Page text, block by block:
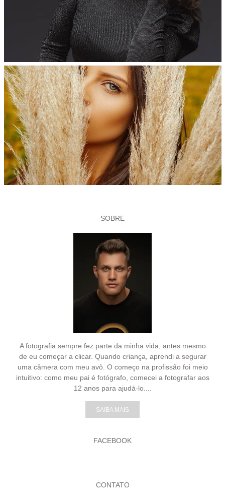
SOBRE
A fotografia sempre fez parte da minha vida, antes mesmo
de eu começar a clicar. Quando criança, aprendi a segurar
uma câmera com meu avô. O começo na profissão foi meio
intuitivo: como meu pai é fotógrafo, comecei a fotografar aos
12 anos para ajudá-lo....
SAIBA MAIS
FACEBOOK
CONTATO